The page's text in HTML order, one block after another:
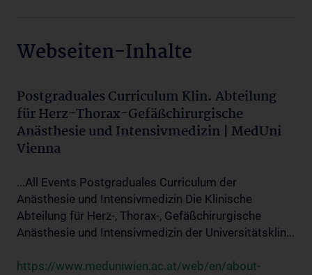
Webseiten-Inhalte
Postgraduales Curriculum Klin. Abteilung
für Herz-Thorax-Gefäßchirurgische
Anästhesie und Intensivmedizin | MedUni
Vienna
...All Events Postgraduales Curriculum der
Anästhesie und Intensivmedizin Die Klinische
Abteilung für Herz-, Thorax-, Gefäßchirurgische
Anästhesie und Intensivmedizin der Universitätsklin...
https://www.meduniwien.ac.at/web/en/about-